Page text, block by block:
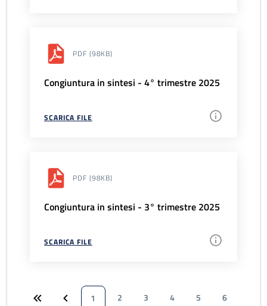
PDF (98KB)
Congiuntura in sintesi - 4° trimestre 2025
SCARICA FILE
PDF (98KB)
Congiuntura in sintesi - 3° trimestre 2025
SCARICA FILE
1 2 3 4 5
6